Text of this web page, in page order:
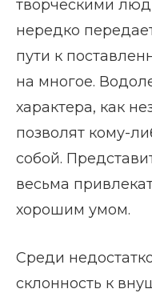
творческими
нередко
пути к
на многое.
характера, как
позволят кому-
собой.
весьма
хорошим умом.
Среди
склонность к